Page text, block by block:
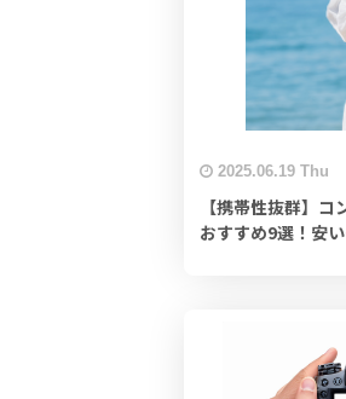
2025.06.19 Thu
【携帯性抜群】
おすすめ9選！安